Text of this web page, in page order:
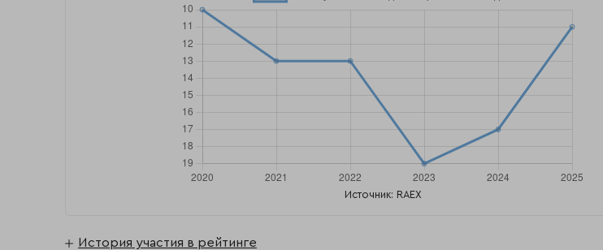
Источник: RAEX
История участия в рейтинге